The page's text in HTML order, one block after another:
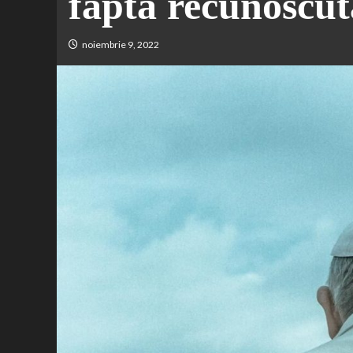
noiembrie 9, 2022